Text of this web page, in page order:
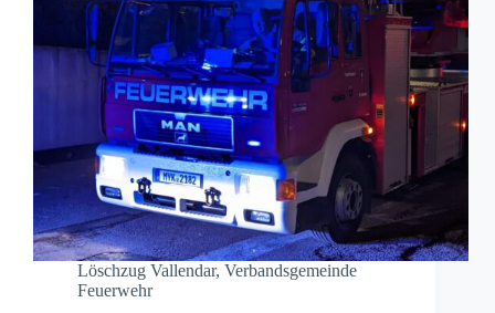
Löschzug Vallendar, Verbandsgemeinde
Feuerwehr